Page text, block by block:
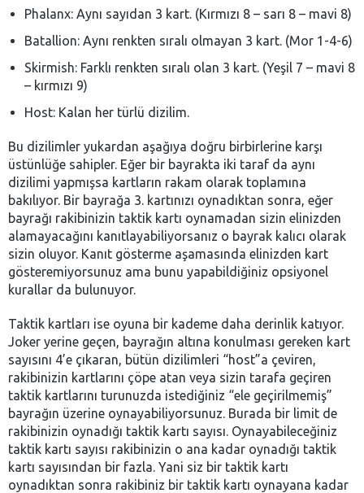
Phalanx: Aynı sayıdan 3 kart. (Kırmızı 8 – sarı 8 – mavi 8)
Batallion: Aynı renkten sıralı olmayan 3 kart. (Mor 1-4-6)
Skirmish: Farklı renkten sıralı olan 3 kart. (Yeşil 7 – mavi 8
– kırmızı 9)
Host: Kalan her türlü dizilim.
Bu dizilimler yukardan aşağıya doğru birbirlerine karşı
üstünlüğe sahipler. Eğer bir bayrakta iki taraf da aynı
dizilimi yapmışsa kartların rakam olarak toplamına
bakılıyor. Bir bayrağa 3. kartınızı oynadıktan sonra, eğer
bayrağı rakibinizin taktik kartı oynamadan sizin elinizden
alamayacağını kanıtlayabiliyorsanız o bayrak kalıcı olarak
sizin oluyor. Kanıt gösterme aşamasında elinizden kart
gösteremiyorsunuz ama bunu yapabildiğiniz opsiyonel
kurallar da bulunuyor.
Taktik kartları ise oyuna bir kademe daha derinlik katıyor.
Joker yerine geçen, bayrağın altına konulması gereken kart
sayısını 4’e çıkaran, bütün dizilimleri “host”a çeviren,
rakibinizin kartlarını çöpe atan veya sizin tarafa geçiren
taktik kartlarını turunuzda istediğiniz “ele geçirilmemiş”
bayrağın üzerine oynayabiliyorsunuz. Burada bir limit de
rakibinizin oynadığı taktik kartı sayısı. Oynayabileceğiniz
taktik kartı sayısı rakibinizin o ana kadar oynadığı taktik
kartı sayısından bir fazla. Yani siz bir taktik kartı
oynadıktan sonra rakibiniz bir taktik kartı oynayana kadar